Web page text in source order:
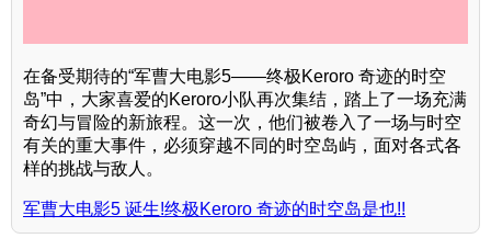
在备受期待的“军曹大电影5——终极Keroro 奇迹的时空
岛”中，大家喜爱的Keroro小队再次集结，踏上了一场充满
奇幻与冒险的新旅程。这一次，他们被卷入了一场与时空
有关的重大事件，必须穿越不同的时空岛屿，面对各式各
样的挑战与敌人。
军曹大电影5 诞生!终极Keroro 奇迹的时空岛是也!!